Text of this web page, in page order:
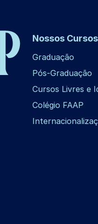
Nossos Cursos
Graduação
Pós-Graduação
Cursos Livres e
Colégio FAAP